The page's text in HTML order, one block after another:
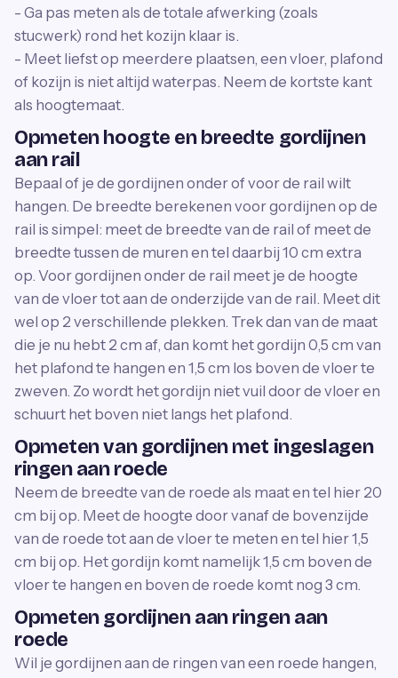
- Ga pas meten als de totale afwerking (zoals
stucwerk) rond het kozijn klaar is.
- Meet liefst op meerdere plaatsen, een vloer, plafond
of kozijn is niet altijd waterpas. Neem de kortste kant
als hoogtemaat.
Opmeten hoogte en breedte gordijnen
aan rail
Bepaal of je de gordijnen onder of voor de rail wilt
hangen. De breedte berekenen voor gordijnen op de
rail is simpel: meet de breedte van de rail of meet de
breedte tussen de muren en tel daarbij 10 cm extra
op. Voor gordijnen onder de rail meet je de hoogte
van de vloer tot aan de onderzijde van de rail. Meet dit
wel op 2 verschillende plekken. Trek dan van de maat
die je nu hebt 2 cm af, dan komt het gordijn 0,5 cm van
het plafond te hangen en 1,5 cm los boven de vloer te
zweven. Zo wordt het gordijn niet vuil door de vloer en
schuurt het boven niet langs het plafond.
Opmeten van gordijnen met ingeslagen
ringen aan roede
Neem de breedte van de roede als maat en tel hier 20
cm bij op. Meet de hoogte door vanaf de bovenzijde
van de roede tot aan de vloer te meten en tel hier 1,5
cm bij op. Het gordijn komt namelijk 1,5 cm boven de
vloer te hangen en boven de roede komt nog 3 cm.
Opmeten gordijnen aan ringen aan
roede
Wil je gordijnen aan de ringen van een roede hangen,